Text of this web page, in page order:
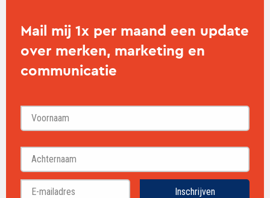
Mail mij 1x per maand een update
over merken, marketing en
communicatie
Voornaam
Achternaam
Inschrijven